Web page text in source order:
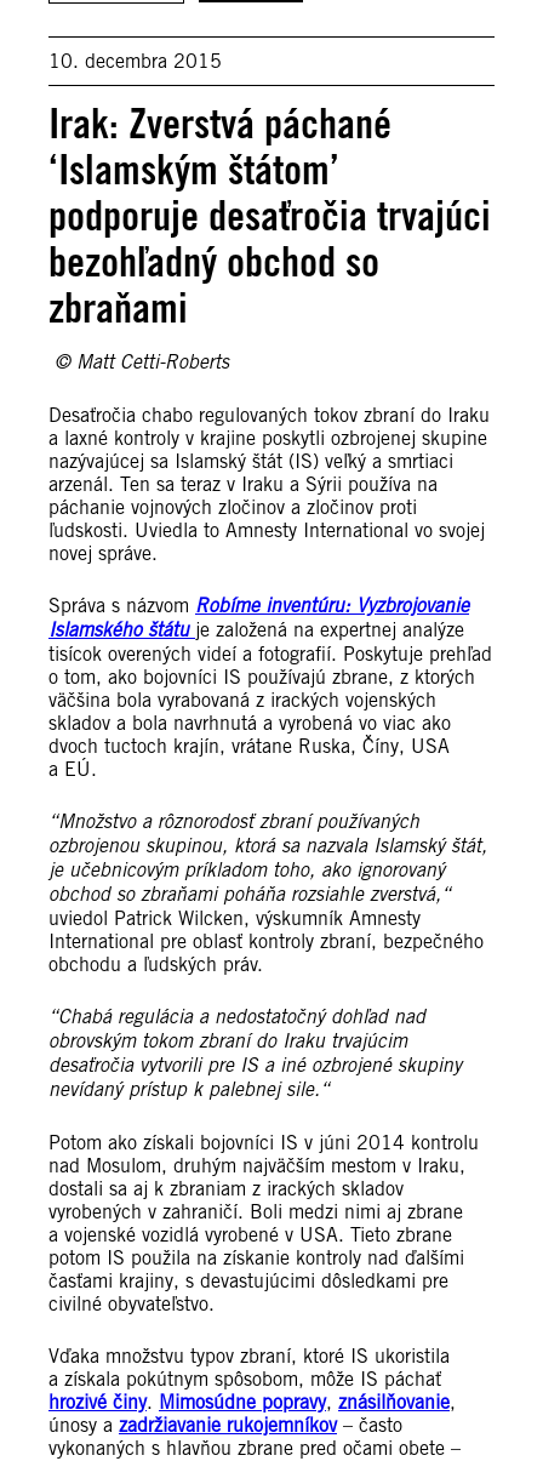
10. decembra 2015
Irak: Zverstvá páchané
‘Islamským štátom’
podporuje desaťročia trvajúci
bezohľadný obchod so
zbraňami
© Matt Cetti-Roberts
Desaťročia chabo regulovaných tokov zbraní do Iraku
a laxné kontroly v krajine poskytli ozbrojenej skupine
nazývajúcej sa Islamský štát (IS) veľký a smrtiaci
arzenál. Ten sa teraz v Iraku a Sýrii používa na
páchanie vojnových zločinov a zločinov proti
ľudskosti. Uviedla to Amnesty International vo svojej
novej správe.
Správa s názvom Robíme inventúru: Vyzbrojovanie
Islamského štátu je založená na expertnej analýze
tisícok overených videí a fotografií. Poskytuje prehľad
o tom, ako bojovníci IS používajú zbrane, z ktorých
väčšina bola vyrabovaná z irackých vojenských
skladov a bola navrhnutá a vyrobená vo viac ako
dvoch tuctoch krajín, vrátane Ruska, Číny, USA
a EÚ.
“Množstvo a rôznorodosť zbraní používaných
ozbrojenou skupinou, ktorá sa nazvala Islamský štát,
je učebnicovým príkladom toho, ako ignorovaný
obchod so zbraňami poháňa rozsiahle zverstvá,“
uviedol Patrick Wilcken, výskumník Amnesty
International pre oblasť kontroly zbraní, bezpečného
obchodu a ľudských práv.
“Chabá regulácia a nedostatočný dohľad nad
obrovským tokom zbraní do Iraku trvajúcim
desaťročia vytvorili pre IS a iné ozbrojené skupiny
nevídaný prístup k palebnej sile.“
Potom ako získali bojovníci IS v júni 2014 kontrolu
nad Mosulom, druhým najväčším mestom v Iraku,
dostali sa aj k zbraniam z irackých skladov
vyrobených v zahraničí. Boli medzi nimi aj zbrane
a vojenské vozidlá vyrobené v USA. Tieto zbrane
potom IS použila na získanie kontroly nad ďalšími
časťami krajiny, s devastujúcimi dôsledkami pre
civilné obyvateľstvo.
Vďaka množstvu typov zbraní, ktoré IS ukoristila
a získala pokútnym spôsobom, môže IS páchať
hrozivé činy. Mimosúdne popravy, znásilňovanie,
únosy a zadržiavanie rukojemníkov– často
vykonaných s hlavňou zbrane pred očami obete –